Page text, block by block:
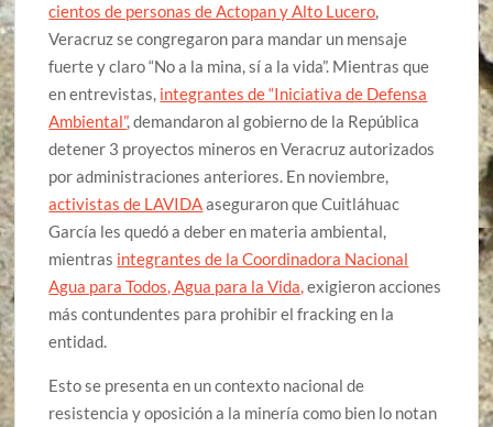
cientos de personas de Actopan y Alto Lucero,
Veracruz se congregaron para mandar un mensaje
fuerte y claro “No a la mina, sí a la vida”. Mientras que
en entrevistas, integrantes de “Iniciativa de Defensa
Ambiental”, demandaron al gobierno de la República
detener 3 proyectos mineros en Veracruz autorizados
por administraciones anteriores. En noviembre,
activistas de LAVIDAaseguraron que Cuitláhuac
García les quedó a deber en materia ambiental,
mientras integrantes de la Coordinadora Nacional
Agua para Todos, Agua para la Vida,exigieron acciones
más contundentes para prohibir el fracking en la
entidad.
Esto se presenta en un contexto nacional de
resistencia y oposición a la minería como bien lo notan